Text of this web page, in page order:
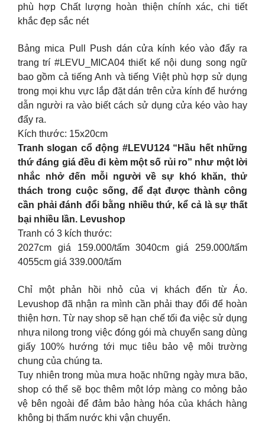
phù hợp Chất lượng hoàn thiện chính xác, chi tiết
khắc đẹp sắc nét
Bảng mica Pull Push dán cửa kính kéo vào đẩy ra
trang trí #LEVU_MICA04 thiết kế nội dung song ngữ
bao gồm cả tiếng Anh và tiếng Việt phù hợp sử dụng
trong mọi khu vực lắp đặt dán trên cửa kính để hướng
dẫn người ra vào biết cách sử dụng cửa kéo vào hay
đẩy ra.
Kích thước: 15x20cm
Tranh slogan cổ động #LEVU124 “Hầu hết những
thứ đáng giá đều đi kèm một số rủi ro” như một lời
nhắc nhở đến mỗi người về sự khó khăn, thử
thách trong cuộc sống, để đạt được thành công
cần phải đánh đổi bằng nhiều thứ, kể cả là sự thất
bại nhiều lần. Levushop
Tranh có 3 kích thước:
2027cm giá 159.000/tấm 3040cm giá 259.000/tấm
4055cm giá 339.000/tấm
Chỉ một phản hồi nhỏ của vị khách đến từ Áo.
Levushop đã nhận ra mình cần phải thay đổi để hoàn
thiện hơn. Từ nay shop sẽ hạn chế tối đa việc sử dụng
nhựa nilong trong việc đóng gói mà chuyển sang dùng
giấy 100% hướng tới mục tiêu bảo vệ môi trường
chung của chúng ta.
Tuy nhiên trong mùa mưa hoặc những ngày mưa bão,
shop có thể sẽ bọc thêm một lớp màng co mỏng bảo
vệ bên ngoài để đảm bảo hàng hóa của khách hàng
không bị thấm nước khi vận chuyển.